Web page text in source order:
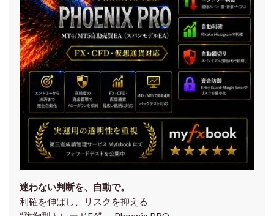
迷わない判断を、自動で。
利確を伸ばし、リスクを抑える